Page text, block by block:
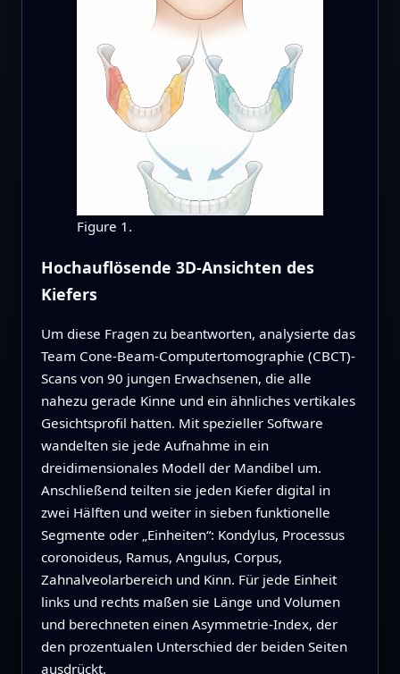
Figure 1.
Hochauflösende 3D‑Ansichten des
Kiefers
Um diese Fragen zu beantworten, analysierte das
Team Cone‑Beam‑Computertomographie (CBCT)-
Scans von 90 jungen Erwachsenen, die alle
nahezu gerade Kinne und ein ähnliches vertikales
Gesichtsprofil hatten. Mit spezieller Software
wandelten sie jede Aufnahme in ein
dreidimensionales Modell der Mandibel um.
Anschließend teilten sie jeden Kiefer digital in
zwei Hälften und weiter in sieben funktionelle
Segmente oder „Einheiten“: Kondylus, Processus
coronoideus, Ramus, Angulus, Corpus,
Zahnalveolarbereich und Kinn. Für jede Einheit
links und rechts maßen sie Länge und Volumen
und berechneten einen Asymmetrie‑Index, der
den prozentualen Unterschied der beiden Seiten
ausdrückt.